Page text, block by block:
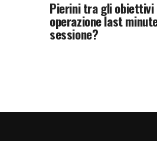
Pierini tra gli obiettivi
operazione last
sessione?